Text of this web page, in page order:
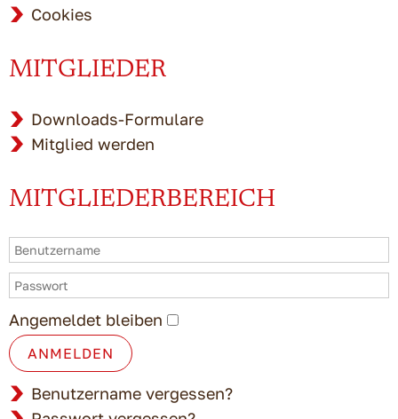
Cookies
MITGLIEDER
Downloads-Formulare
Mitglied werden
MITGLIEDERBEREICH
Angemeldet bleiben
ANMELDEN
Benutzername vergessen?